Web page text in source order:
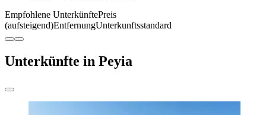
Empfohlene UnterkünftePreis
(aufsteigend)EntfernungUnterkunftsstandard
Unterkünfte in Peyia